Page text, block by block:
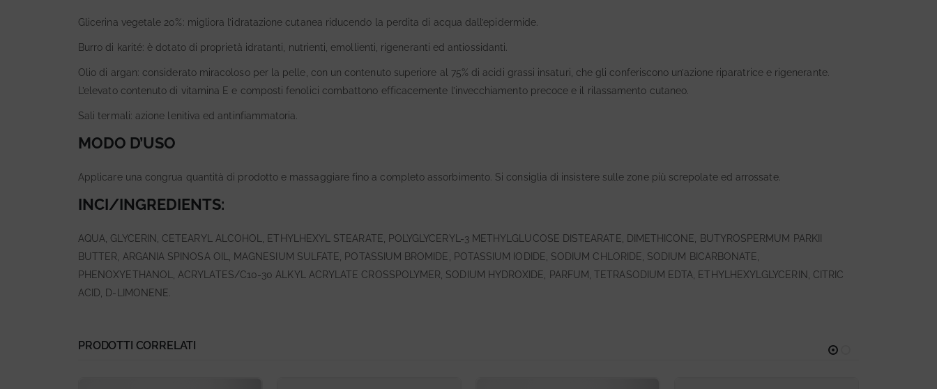
Glicerina vegetale 20%: migliora l’idratazione cutanea riducendo la perdita di acqua dall’epidermide.
Burro di karité: è dotato di proprietà idratanti, nutrienti, emollienti, rigeneranti ed antiossidanti.
Olio di argan: considerato miracoloso per la pelle, con un contenuto superiore al 75% di acidi grassi insaturi, che gli conferiscono un’azione riparatrice e rigenerante.
L’elevato contenuto di vitamina E e composti fenolici combattono efficacemente l’invecchiamento precoce e il rilassamento cutaneo.
Sali termali: azione lenitiva ed antinfiammatoria.
MODO D’USO
Applicare una congrua quantità di prodotto e massaggiare fino a completo assorbimento. Si consiglia di insistere sulle zone più screpolate ed arrossate.
INCI/INGREDIENTS:
AQUA, GLYCERIN, CETEARYL ALCOHOL, ETHYLHEXYL STEARATE, POLYGLYCERYL-3 METHYLGLUCOSE DISTEARATE, DIMETHICONE, BUTYROSPERMUM PARKII
BUTTER, ARGANIA SPINOSA OIL, MAGNESIUM SULFATE, POTASSIUM BROMIDE, POTASSIUM IODIDE, SODIUM CHLORIDE, SODIUM BICARBONATE,
PHENOXYETHANOL, ACRYLATES/C10-30 ALKYL ACRYLATE CROSSPOLYMER, SODIUM HYDROXIDE, PARFUM, TETRASODIUM EDTA, ETHYLHEXYLGLYCERIN, CITRIC
ACID, D-LIMONENE.
PRODOTTI CORRELATI